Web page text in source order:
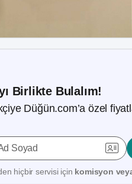
Birlikte Bulalım!
Düğün.com’a özel
Soyad
hiçbir servisi için komisyon